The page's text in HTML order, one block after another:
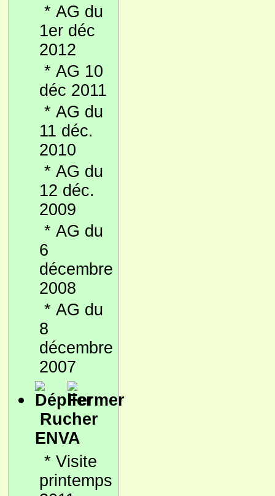
* AG du
1er déc
2012
* AG 10
déc 2011
* AG du
11 déc.
2010
* AG du
12 déc.
2009
* AG du
6
décembre
2008
* AG du
8
décembre
2007
Rucher
ENVA
* Visite
printemps